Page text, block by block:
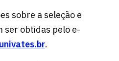
sobre a seleção e
ser obtidas pelo e-
.